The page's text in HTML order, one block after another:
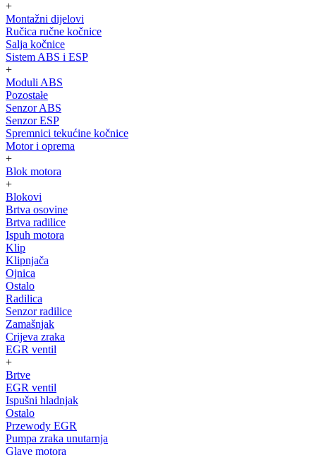
+
Montažni dijelovi
Ručica ručne kočnice
Salja kočnice
Sistem ABS i ESP
+
Moduli ABS
Pozostałe
Senzor ABS
Senzor ESP
Spremnici tekućine kočnice
Motor i oprema
+
Blok motora
+
Blokovi
Brtva osovine
Brtva radilice
Ispuh motora
Klip
Klipnjača
Ojnica
Ostalo
Radilica
Senzor radilice
Zamašnjak
Crijeva zraka
EGR ventil
+
Brtve
EGR ventil
Ispušni hladnjak
Ostalo
Przewody EGR
Pumpa zraka unutarnja
Glave motora